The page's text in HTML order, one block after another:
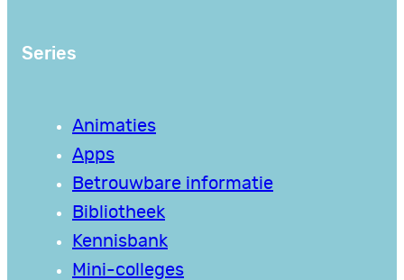
Series
Animaties
Apps
Betrouwbare informatie
Bibliotheek
Kennisbank
Mini-colleges